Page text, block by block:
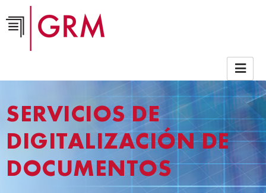
SERVICIOS DE
DIGITALIZACIÓN DE
DOCUMENTOS